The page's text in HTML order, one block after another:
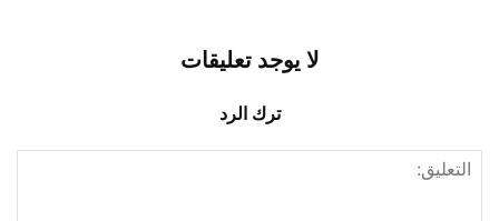
لا يوجد تعليقات
ترك الرد